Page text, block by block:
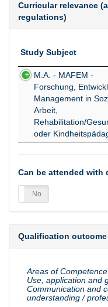
Curricular relevance
regulations)
Study Subject
Study Subject
M.A. - MAFEM -
Forschung,
Management in
Arbeit,
Rehabilitation/
oder
Can be attended with
No
Qualification outcome
Areas of
Use, application and
Communication and
understanding /